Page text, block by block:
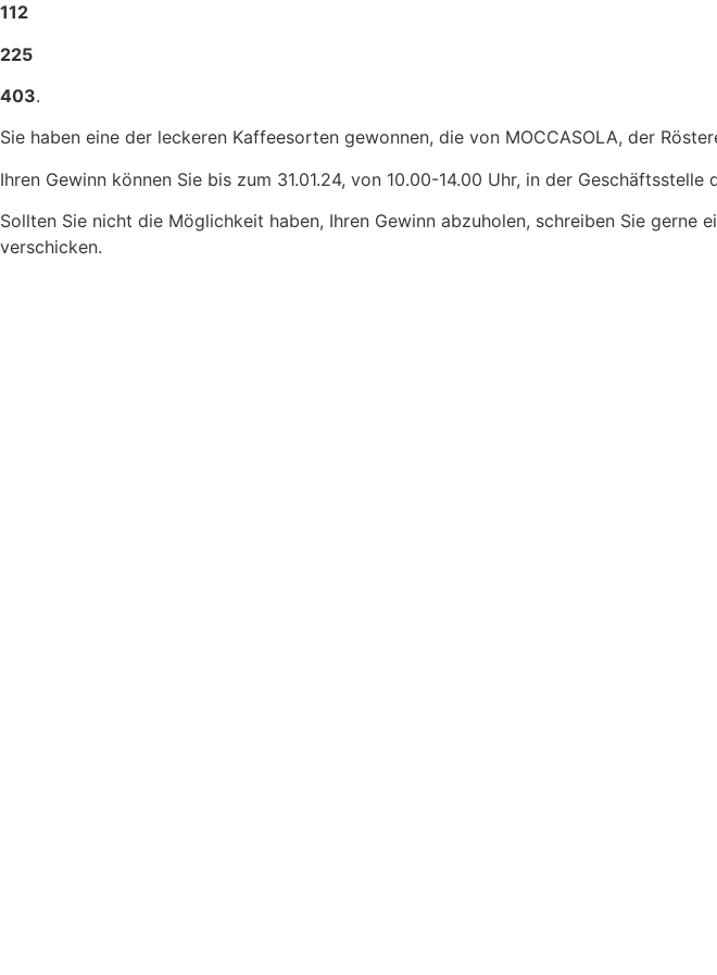
112
225
403.
Sie haben eine der leckeren Kaffeesorten gewonnen, die von MOCCASOLA, der
Ihren Gewinn können Sie bis zum 31.01.24, von 10.00-14.00 Uhr, in der
Sollten Sie nicht die Möglichkeit haben, Ihren Gewinn abzuholen, schreiben Sie gerne
verschicken.